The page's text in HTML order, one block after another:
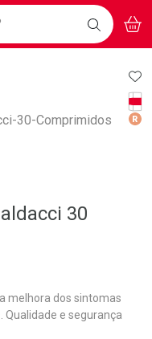
Exclusivas!
BAIXE
O APP
BUSCAR
30
melhora dos sintomas
Qualidade e segurança